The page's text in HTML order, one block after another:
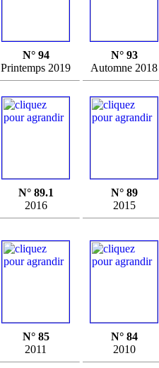
N° 94
Printemps 2019
N° 93
Automne 2018
N° 89.1
2016
N° 89
2015
N° 85
2011
N° 84
2010